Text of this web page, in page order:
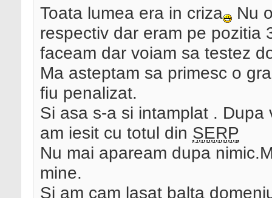
Toata lumea era in criza
Nu
respectiv dar eram pe pozitia
faceam dar voiam sa testez
Ma asteptam sa primesc o
fiu penalizat.
Si asa s-a si intamplat .
am iesit cu totul din SERP
Nu mai apaream dupa
mine.
Si am cam lasat balta